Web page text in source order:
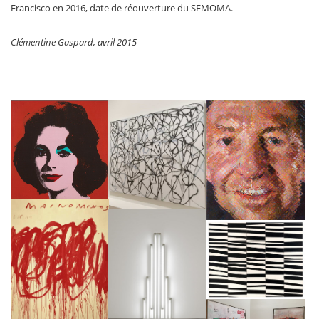
Francisco en 2016, date de réouverture du SFMOMA.
Clémentine Gaspard, avril 2015